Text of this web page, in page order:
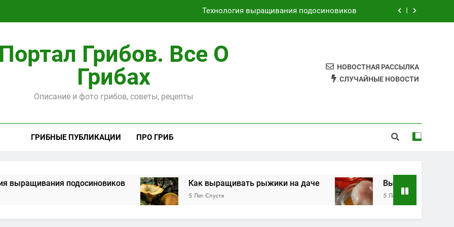
Технология выращивания подосиновиков
Способы, как самому сделать грибной мицелий
Как выращивать рыжики на даче
Портал Грибов. Все О
Грибах
Описание и фото грибов, советы, рецепты
НОВОСТНАЯ РАССЫЛКА
СЛУЧАЙНЫЕ НОВОСТИ
ГРИБНЫЕ ПУБЛИКАЦИИ ПРО ГРИБ
подосиновиков Как выращивать рыжики на даче
5 Лет Спустя
Выращивания чайного
5 Лет Спустя